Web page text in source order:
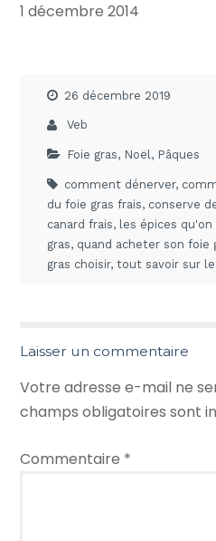
1 décembre 2014
26 décembre 2019
Veb
Foie gras, Noël, Pâques
comment dénerver,
du foie gras frais, conserve
canard frais, les épices
gras, quand acheter son foie
gras choisir,tout savoir sur le
Laisser un commentaire
Votre adresse e-mail ne
champs obligatoires sont
Commentaire *